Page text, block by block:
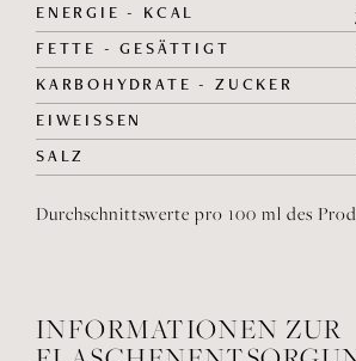
ENERGIE - KCAL
FETTE - GESÄTTIGT
KARBOHYDRATE - ZUCKER
EIWEISSEN
SALZ
Durchschnittswerte pro 100 ml des
INFORMATIONEN ZUR